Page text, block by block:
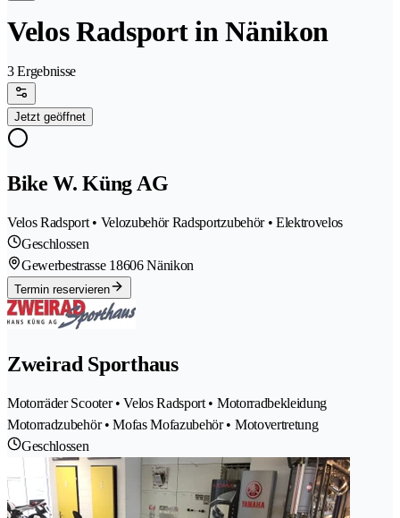
Velos Radsport in Nänikon
3 Ergebnisse
Jetzt geöffnet
Bike W. Küng AG
Velos Radsport • Velozubehör Radsportzubehör • Elektrovelos
Geschlossen
Gewerbestrasse 18606 Nänikon
Termin reservieren
Zweirad Sporthaus
Motorräder Scooter • Velos Radsport • Motorradbekleidung
Motorradzubehör • Mofas Mofazubehör • Motovertretung
Geschlossen